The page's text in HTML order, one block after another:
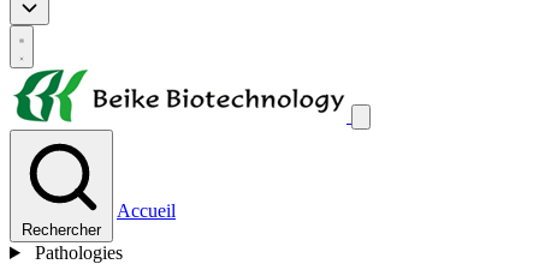
Rechercher
Accueil
Pathologies